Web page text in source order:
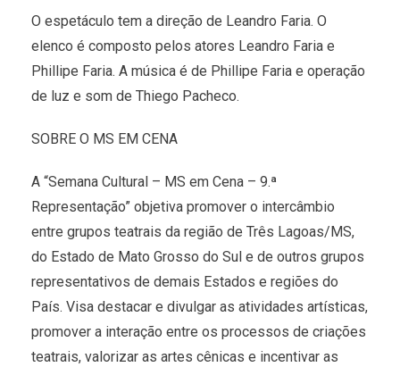
O espetáculo tem a direção de Leandro Faria. O
elenco é composto pelos atores Leandro Faria e
Phillipe Faria. A música é de Phillipe Faria e operação
de luz e som de Thiego Pacheco.
SOBRE O MS EM CENA
A “Semana Cultural – MS em Cena – 9.ª
Representação” objetiva promover o intercâmbio
entre grupos teatrais da região de Três Lagoas/MS,
do Estado de Mato Grosso do Sul e de outros grupos
representativos de demais Estados e regiões do
País. Visa destacar e divulgar as atividades artísticas,
promover a interação entre os processos de criações
teatrais, valorizar as artes cênicas e incentivar as